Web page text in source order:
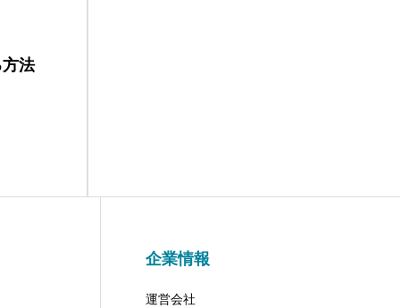
法
企業情報
運営会社